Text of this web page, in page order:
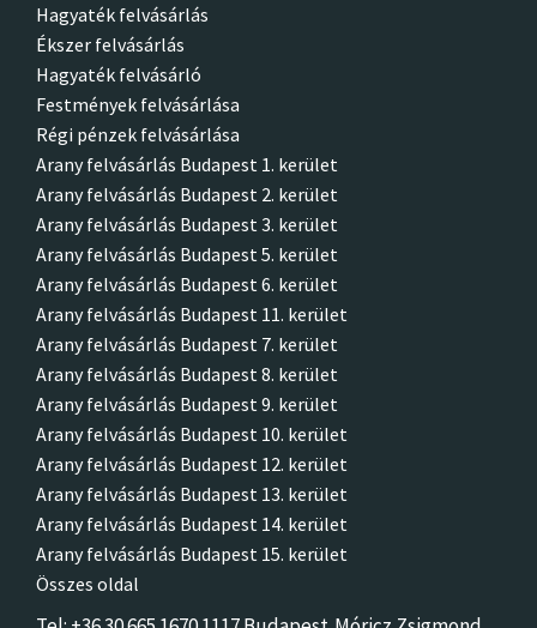
Hagyaték felvásárlás
Ékszer felvásárlás
Hagyaték felvásárló
Festmények felvásárlása
Régi pénzek felvásárlása
Arany felvásárlás Budapest 1. kerület
Arany felvásárlás Budapest 2. kerület
Arany felvásárlás Budapest 3. kerület
Arany felvásárlás Budapest 5. kerület
Arany felvásárlás Budapest 6. kerület
Arany felvásárlás Budapest 11. kerület
Arany felvásárlás Budapest 7. kerület
Arany felvásárlás Budapest 8. kerület
Arany felvásárlás Budapest 9. kerület
Arany felvásárlás Budapest 10. kerület
Arany felvásárlás Budapest 12. kerület
Arany felvásárlás Budapest 13. kerület
Arany felvásárlás Budapest 14. kerület
Arany felvásárlás Budapest 15. kerület
Összes oldal